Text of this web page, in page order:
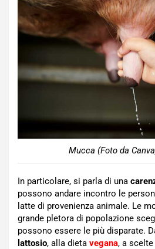
Mucca (Foto da
In particolare, si parla di una
possono andare incontro le
latte di provenienza animale. Le
grande pletora di popolazione
possono essere le più disparate.
lattosio, alla dieta vegana, a